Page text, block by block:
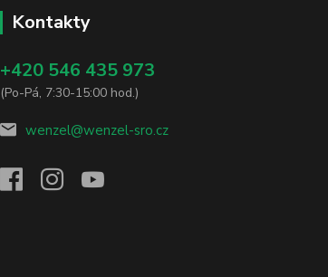
Kontakty
+420 546 435 973
(Po-Pá, 7:30-15:00 hod.)
wenzel@wenzel-sro.cz